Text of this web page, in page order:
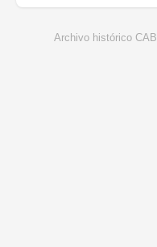
Archivo histórico